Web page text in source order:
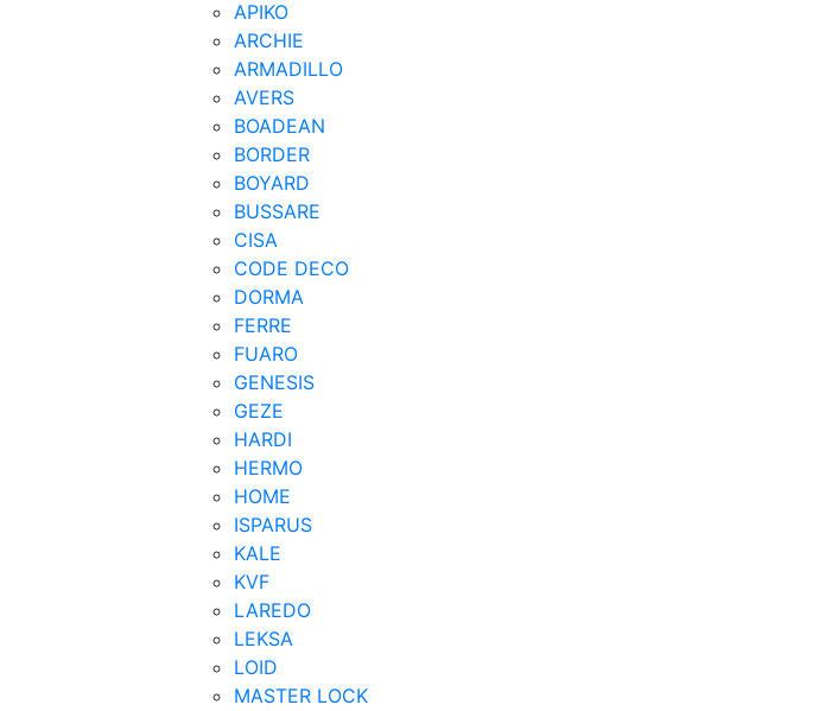
APIKO
ARCHIE
ARMADILLO
AVERS
BOADEAN
BORDER
BOYARD
BUSSARE
CISA
CODE DECO
DORMA
FERRE
FUARO
GENESIS
GEZE
HARDI
HERMO
HOMЕ
ISPARUS
KALE
KVF
LAREDO
LEKSA
LOID
MASTER LOCK